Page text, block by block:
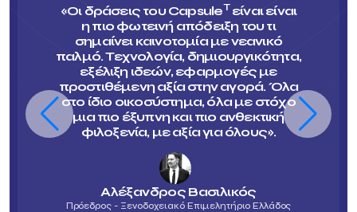
«Οι δράσεις του CapsuleTείναι είναι
η πιο φωτεινή απόδειξη του τι
σημαίνει καινοτομία με νεανικό
παλμό. Τεχνολογία, δημιουργικότητα,
εξέλιξη ιδεών, εφαρμογές με
προστιθέμενη αξία στην αγορά. Όλα
στο ίδιο οικοσύστημα, όλα με στόχο
μια πιο έξυπνη και πιο ανθεκτική
φιλοξενία, με αξία για όλους».
Αλέξανδρος Βασιλικός
Πρόεδρος - Ξενοδοχειακό Επιμελητήριο Ελλάδος